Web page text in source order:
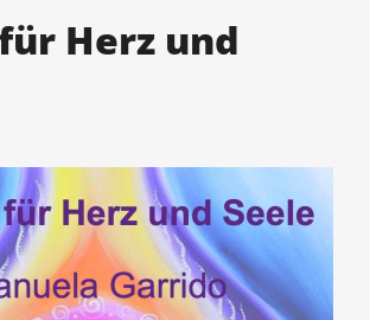
Verwaltung
Services
Herz und